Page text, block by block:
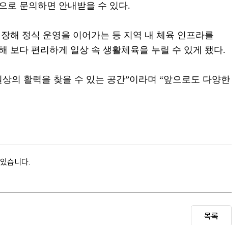
로 문의하면 안내받을 수 있다.
해 정식 운영을 이어가는 등 지역 내 체육 인프라를
보다 편리하게 일상 속 생활체육을 누릴 수 있게 됐다.
의 활력을 찾을 수 있는 공간”이라며 “앞으로도 다양한
습니다.
목록